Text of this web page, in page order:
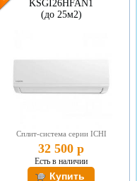
KSGI26HFAN1
(до 25м2)
Сплит-система серии ICHI
32 500 р
Есть в наличии